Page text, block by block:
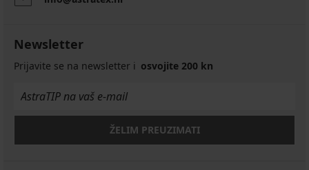
Newsletter
Prijavite se na newsletter i osvojite 200 kn
ŽELIM PREUZIMATI